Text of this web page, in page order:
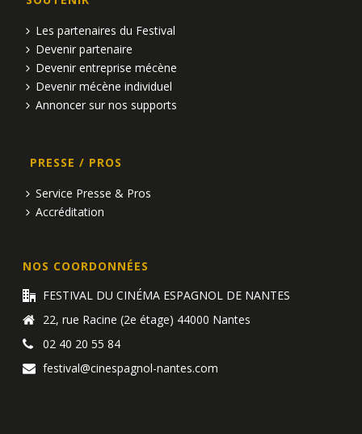
Les partenaires du Festival
Devenir partenaire
Devenir entreprise mécène
Devenir mécène individuel
Annoncer sur nos supports
PRESSE / PROS
Service Presse & Pros
Accréditation
NOS COORDONNÉES
FESTIVAL DU CINÉMA ESPAGNOL DE NANTES
22, rue Racine (2e étage) 44000 Nantes
02 40 20 55 84
festival@cinespagnol-nantes.com